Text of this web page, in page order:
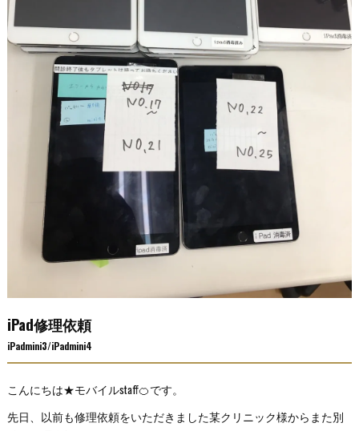
iPad修理依頼
iPadmini3/iPadmini4
こんにちは★モバイルstaff🍊です。
先日、以前も修理依頼をいただきました某クリニック様からまた別